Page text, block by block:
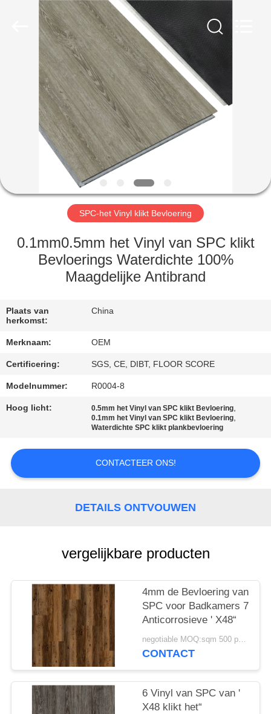
HUIS
PRODUCTEN
ONGEVEER
FABRIEKSREIS
KWALITEITSCONTROLE
CONTACTEER
EEN
CITAAT
PRIVACY
SPC-het Vinyl klikt Bevloering
0.1mm0.5mm het Vinyl van SPC klikt
Bevloerings Waterdichte 100%
Maagdelijke Antibrand
Plaats van
herkomst:
China
Merknaam: OEM
Certificering: SGS, CE, DIBT, FLOOR SCORE
Modelnummer: R0004-8
Hoog licht: 0.5mm het Vinyl van SPC klikt Bevloering,
0.1mm het Vinyl van SPC klikt Bevloering,
Waterdichte SPC klikt plankbevloering
CONTACTEER ONS!
DETAILS ONTVOUWEN
vergelijkbare producten
4mm de Bevloering van
SPC voor Badkamers 7
Anticorrosieve ' X48“
negotiable MOQ:sqm 500 per kleur
CONTACT
6 Vinyl van SPC van '
X48 klikt het“